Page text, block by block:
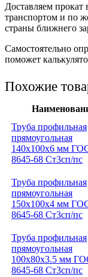
Доставляем
транспортом и по
страны ближнего
Самостоятельно
поможет
Похожие
Труба профильная
прямоугольная
140x100x6 мм
8645-68 Ст3сп/пс
Труба профильная
прямоугольная
150x100x4 мм
8645-68 Ст3сп/пс
Труба профильная
прямоугольная
100x80x3.5 мм
8645-68 Ст3сп/пс